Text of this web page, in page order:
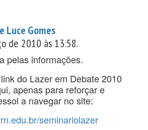
Luce Gomes
de 2010 às 13:58.
pelas informações.
do Lazer em Debate 2010
apenas para reforçar e
a navegar no site:
seminariolazer